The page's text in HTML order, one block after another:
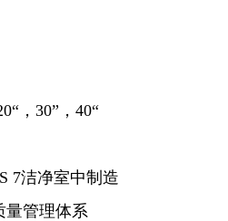
，30”，40“
7洁净室中制造
量管理体系